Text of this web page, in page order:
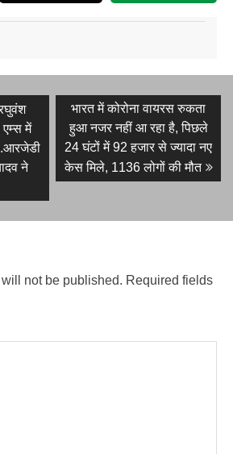
एम्स में
ने
Next
post:
भारत में कोरोना वायरस रुकता
हुआ नजर नहीं आ रहा है, पिछले
24 घंटों में 92 हजार से ज्यादा नए
केस मिले, 1136 लोगों की मौत
not be published. Required fields